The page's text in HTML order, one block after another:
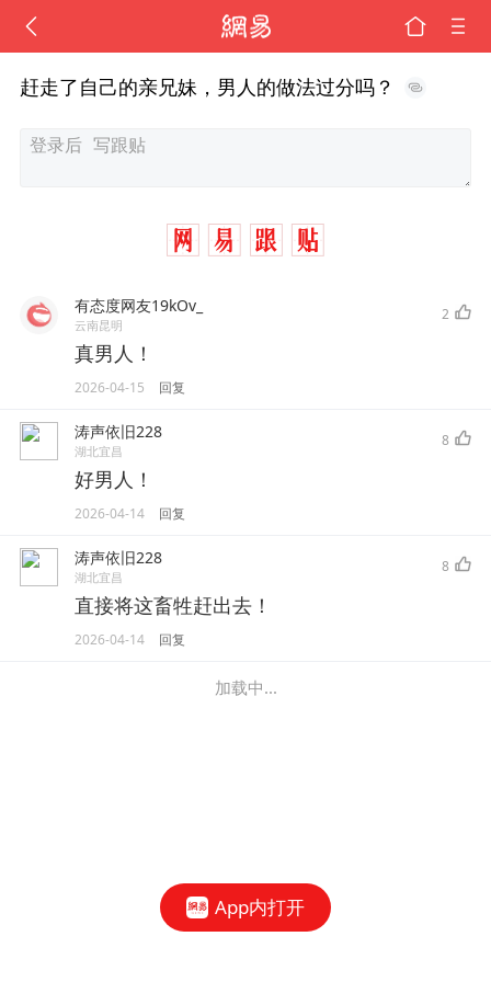
赶走了自己的亲兄妹，男人的做法过分吗？
有态度网友19kOv_
云南昆明
2
真男人！
2026-04-15 回复
涛声依旧228
湖北宜昌
8
好男人！
2026-04-14 回复
涛声依旧228
湖北宜昌
8
直接将这畜牲赶出去！
2026-04-14 回复
加载中...
App内打开